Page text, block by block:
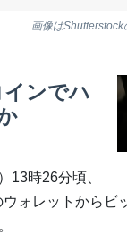
画像は
ンでハ
13時26分頃、
ォレットからビ